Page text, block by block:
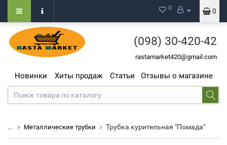
0
0
(098) 30-420-42
rastamarket420@gmail.com
Новинки Хиты продаж Статьи Отзывы о магазине
... Металлические трубки Трубка курительная "Помада"